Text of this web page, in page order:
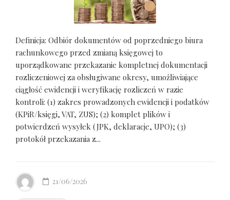
Definicja: Odbiór dokumentów od poprzedniego biura
rachunkowego przed zmianą księgowej to
uporządkowane przekazanie kompletnej dokumentacji
rozliczeniowej za obsługiwane okresy, umożliwiające
ciągłość ewidencji i weryfikację rozliczeń w razie
kontroli: (1) zakres prowadzonych ewidencji i podatków
(KPiR/księgi, VAT, ZUS); (2) komplet plików i
potwierdzeń wysyłek (JPK, deklaracje, UPO); (3)
protokół przekazania z...
21/06/2026